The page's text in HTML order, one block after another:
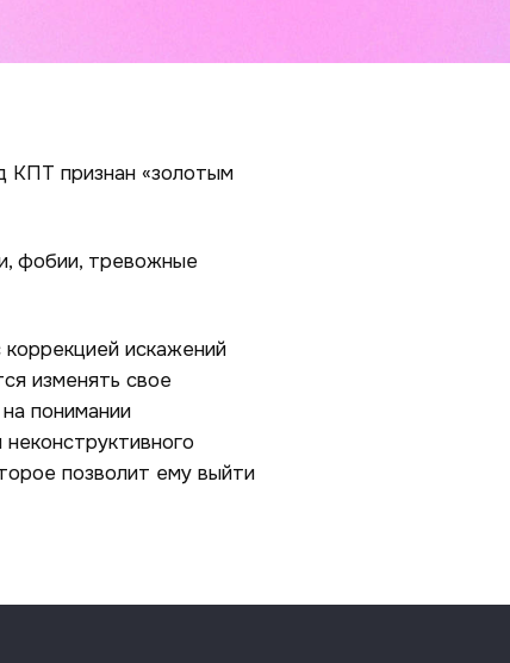
КПТ признан «золотым
фобии, тревожные
искажений
изменять свое
понимании
позволит ему выйти